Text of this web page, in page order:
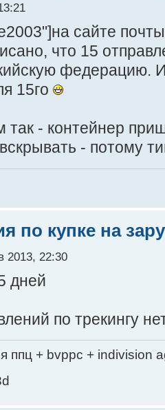
сайте
что 15
федерацию.
15го
- контейнер
- потому
по купке на
2013, 22:30
дней
по трекингу
ппц + bvppc + indivision